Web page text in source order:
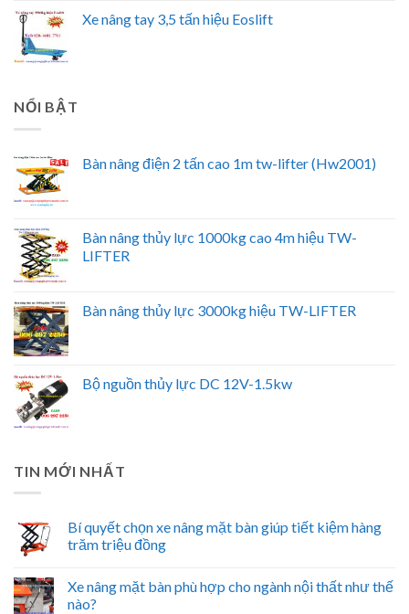
Xe nâng tay 3,5 tấn hiệu Eoslift
NỔI BẬT
Bàn nâng điện 2 tấn cao 1m tw-lifter (Hw2001)
Bàn nâng thủy lực 1000kg cao 4m hiệu TW-
LIFTER
Bàn nâng thủy lực 3000kg hiệu TW-LIFTER
Bộ nguồn thủy lực DC 12V-1.5kw
TIN MỚI NHẤT
Bí quyết chọn xe nâng mặt bàn giúp tiết kiệm hàng
trăm triệu đồng
Xe nâng mặt bàn phù hợp cho ngành nội thất như thế
nào?